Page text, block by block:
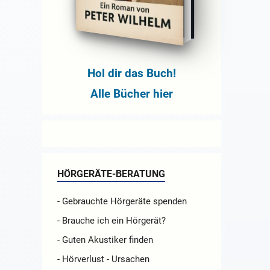
Hol dir das Buch!
Alle Bücher hier
HÖRGERÄTE-BERATUNG
- Gebrauchte Hörgeräte spenden
- Brauche ich ein Hörgerät?
- Guten Akustiker finden
- Hörverlust - Ursachen